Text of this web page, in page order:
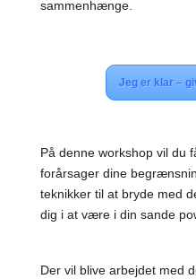
sammenhænge.
Jeg er klar –
På denne workshop vil du
forårsager dine
teknikker til at bryde med
dig i at være i din sande
Der vil blive arbejdet med